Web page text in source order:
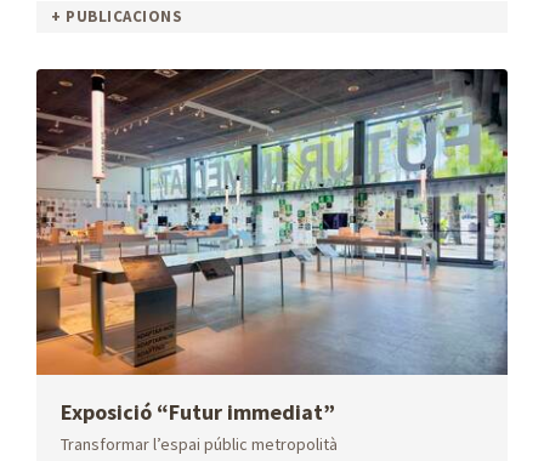
Oferta
immobiliària
Parcs
Refugis
climàtics
Agenda
Educació
ambiental
+ PUBLICACIONS
Exposició “Futur immediat”
Transformar l’espai públic metropolità